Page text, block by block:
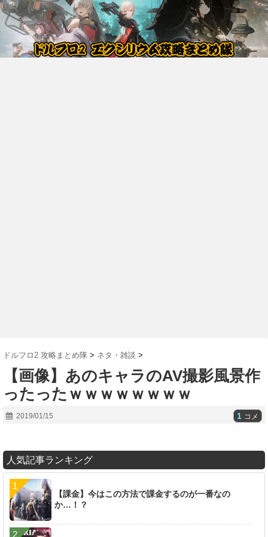
ドルフロ2 攻略まとめ隊 > ネタ・雑談 >
【画像】あのキャラのAV撮影風景作
ったったｗｗｗｗｗｗｗｗ
2019/01/15 1 コメ
人気記事ランキング
【課金】今はこの方法で課金するのが一番なの
か…！？